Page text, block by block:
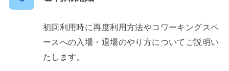
初回利用時に再度利用方法やコワーキングスペ
ースへの入場・退場のやり方についてご説明い
たします。